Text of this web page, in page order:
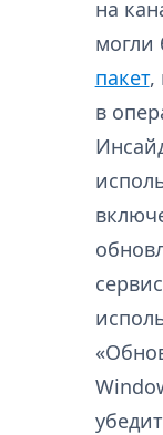
на
могли
пакет,
в